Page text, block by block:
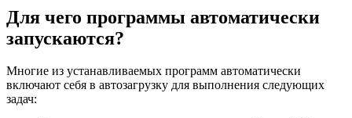
Для чего программы автоматически
запускаются?
Многие из устанавливаемых программ автоматически
включают себя в автозагрузку для выполнения следующих
задач: